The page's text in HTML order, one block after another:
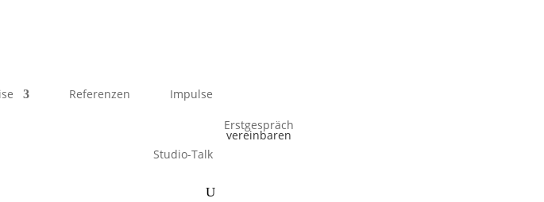
Referenzen Impulse
Studio-Talk
Erstgespräch
vereinbaren